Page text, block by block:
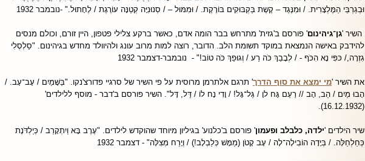
וּבְגַרְבֵּי הַמֶּלְצָרִית. / וּמִנֶּגֶד – קֶשֶת בַּקְבּוּקִים בּוֹרֶקֶת. / וּמִמּוּל – / סְנוּנִיָּה קְטַנָּה עוֹרֶגֶת / לֶחָתוּל." -נובמבר 1932
השיר 'גן־גיהינום' פורסם ב'גזית' מתרחש בבר הומה אדם, כאשר ברקע צלילי פטפון, היין זורם, וכולם מנסים
להידבק באישה הנמצאת במוקד תשומת הלב. הדובר, רוצה למות מרוב עונג ולהיוולד מחדש בגיהינום. "סַלְסְלִי
גִזְרָה,/ כּפִּי נָא הִכֹּף - / לְבָבֵךְ כֹּה רַע / וְגוּפֵךְ כֹּה טוֹב!" - נובמבר-דצמבר 1932
את השיר 'מי ימצא את סוף הדרך' תרגם אלתרמן מרוסית על פי השיר של סרגיי פדורצ'נקו. "בַּשָּׁמַיִם / עָב־עָב. /
הָבוּ מַיִם / הַב, הָב // רַעַם גָּח לוָ / גַּל־גָּל! / וָדִי נָח לוֹ / דַּל, דָּל". השיר פורסם ב'דבר - מוסף ללילדים'
(16.12.1932).
שיר הילדים 'ילדה, כלבלב ופעמון' פורסם ב'כלנוע' בגיליון מיוחד שהוקדש לילדים. "עֶרֶב בָּא וַיִתְקָרֵב / כְּיַלְדֹּנֶת
כְּחַלְחַלָּה. / בְּיָדָה הוֹבִילָה־לָה / עָב קָטֹן (מַמָּשׁ כְּלַבְלָב!) / וְיָרֵח מְצִלָּה" - דצמבר 1932